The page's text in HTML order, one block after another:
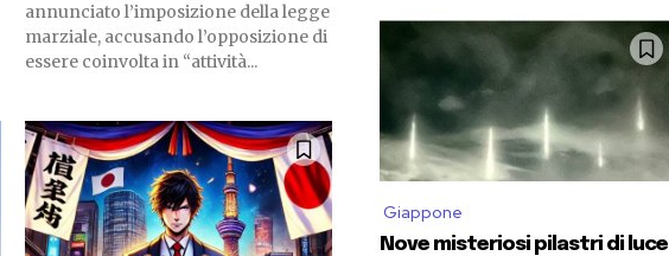
annunciato l’imposizione della legge
marziale, accusando l’opposizione di
essere coinvolta in “attività...
Giappone
Nove misteriosi pilastri di luce